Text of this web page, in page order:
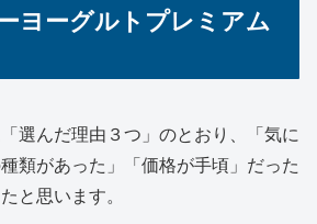
ヨーグルトプレミアム
選んだ理由３つ」のとおり、「気に
類があった」「価格が手頃」だった
と思います。